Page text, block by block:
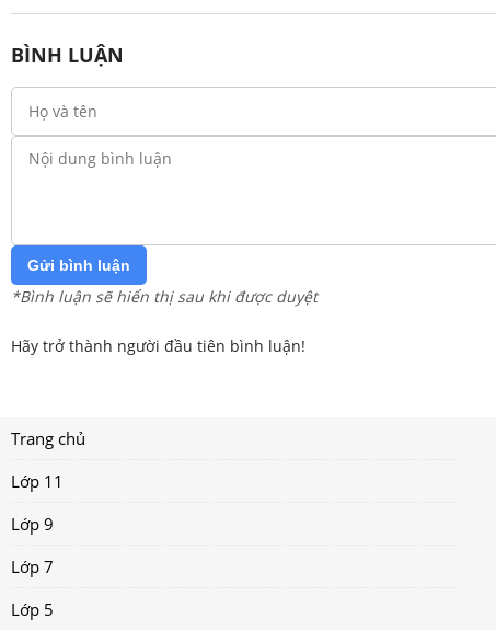
BÌNH LUẬN
Gửi bình luận
*Bình luận sẽ hiển thị sau khi được duyệt
Hãy trở thành người đầu tiên bình luận!
Trang chủ
Lớp 11
Lớp 9
Lớp 7
Lớp 5